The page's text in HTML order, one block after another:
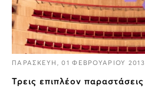
ΠΑΡΑΣΚΕΥΗ, 01 ΦΕΒΡΟΥΑΡΙΟΥ 2013
Τρεις επιπλέον